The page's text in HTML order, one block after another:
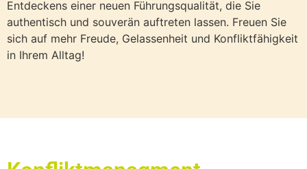
Entdeckens einer neuen Führungsqualität, die Sie
authentisch und souverän auftreten lassen. Freuen Sie
sich auf mehr Freude, Gelassenheit und Konfliktfähigkeit
in Ihrem Alltag!